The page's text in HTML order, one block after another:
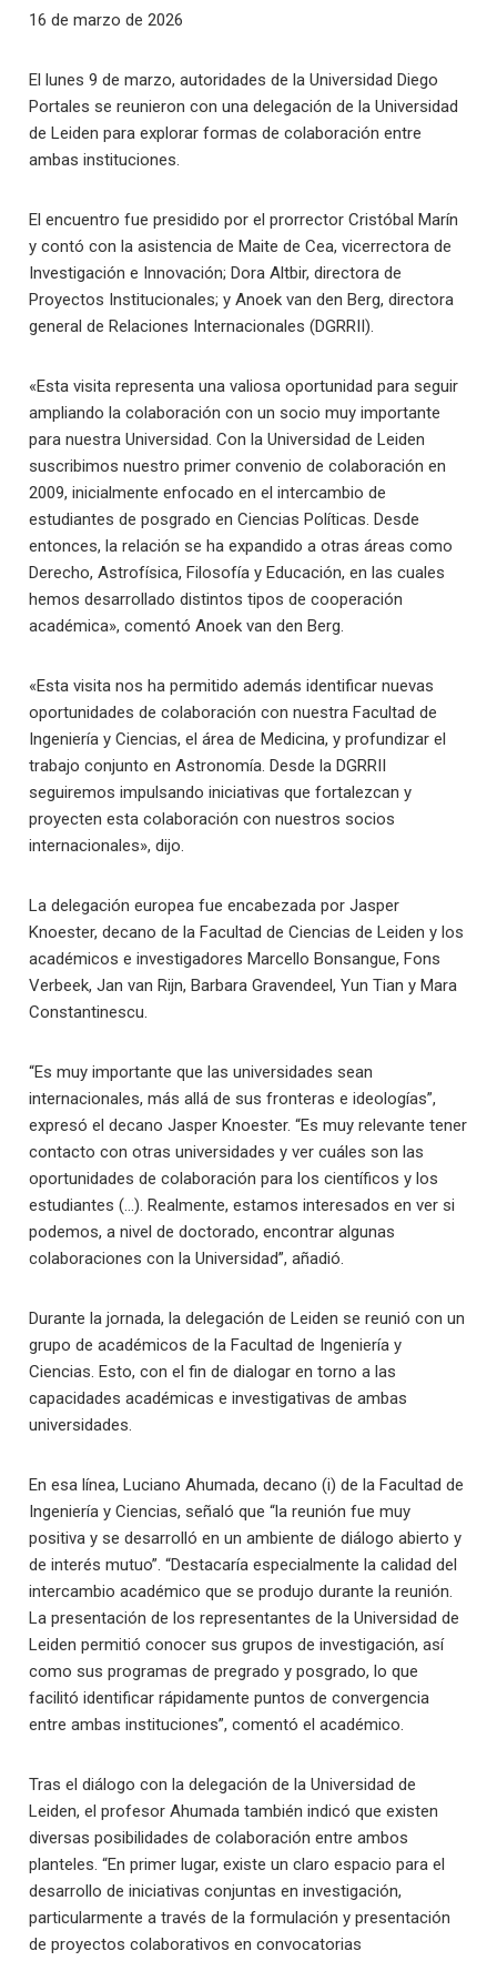
16 de marzo de 2026
El lunes 9 de marzo, autoridades de la Universidad Diego
Portales se reunieron con una delegación de la Universidad
de Leiden para explorar formas de colaboración entre
ambas instituciones.
El encuentro fue presidido por el prorrector Cristóbal Marín
y contó con la asistencia de Maite de Cea, vicerrectora de
Investigación e Innovación; Dora Altbir, directora de
Proyectos Institucionales; y Anoek van den Berg, directora
general de Relaciones Internacionales (DGRRII).
«Esta visita representa una valiosa oportunidad para seguir
ampliando la colaboración con un socio muy importante
para nuestra Universidad. Con la Universidad de Leiden
suscribimos nuestro primer convenio de colaboración en
2009, inicialmente enfocado en el intercambio de
estudiantes de posgrado en Ciencias Políticas. Desde
entonces, la relación se ha expandido a otras áreas como
Derecho, Astrofísica, Filosofía y Educación, en las cuales
hemos desarrollado distintos tipos de cooperación
académica», comentó Anoek van den Berg.
«Esta visita nos ha permitido además identificar nuevas
oportunidades de colaboración con nuestra Facultad de
Ingeniería y Ciencias, el área de Medicina, y profundizar el
trabajo conjunto en Astronomía. Desde la DGRRII
seguiremos impulsando iniciativas que fortalezcan y
proyecten esta colaboración con nuestros socios
internacionales», dijo.
La delegación europea fue encabezada por Jasper
Knoester, decano de la Facultad de Ciencias de Leiden y los
académicos e investigadores Marcello Bonsangue, Fons
Verbeek, Jan van Rijn, Barbara Gravendeel, Yun Tian y Mara
Constantinescu.
“Es muy importante que las universidades sean
internacionales, más allá de sus fronteras e ideologías”,
expresó el decano Jasper Knoester. “Es muy relevante tener
contacto con otras universidades y ver cuáles son las
oportunidades de colaboración para los científicos y los
estudiantes (…). Realmente, estamos interesados en ver si
podemos, a nivel de doctorado, encontrar algunas
colaboraciones con la Universidad”, añadió.
Durante la jornada, la delegación de Leiden se reunió con un
grupo de académicos de la Facultad de Ingeniería y
Ciencias. Esto, con el fin de dialogar en torno a las
capacidades académicas e investigativas de ambas
universidades.
En esa línea, Luciano Ahumada, decano (i) de la Facultad de
Ingeniería y Ciencias, señaló que “la reunión fue muy
positiva y se desarrolló en un ambiente de diálogo abierto y
de interés mutuo”. “Destacaría especialmente la calidad del
intercambio académico que se produjo durante la reunión.
La presentación de los representantes de la Universidad de
Leiden permitió conocer sus grupos de investigación, así
como sus programas de pregrado y posgrado, lo que
facilitó identificar rápidamente puntos de convergencia
entre ambas instituciones”, comentó el académico.
Tras el diálogo con la delegación de la Universidad de
Leiden, el profesor Ahumada también indicó que existen
diversas posibilidades de colaboración entre ambos
planteles. “En primer lugar, existe un claro espacio para el
desarrollo de iniciativas conjuntas en investigación,
particularmente a través de la formulación y presentación
de proyectos colaborativos en convocatorias